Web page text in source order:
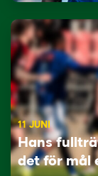
11 JUNI
Hans
det för mål